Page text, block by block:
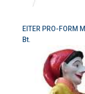
EITER PRO-
Bt.